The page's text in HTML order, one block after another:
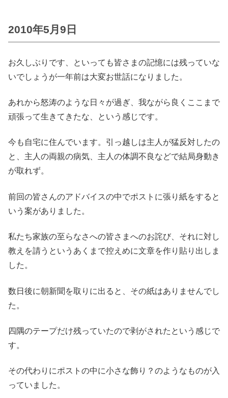
2010年5月9日
お久しぶりです、といっても皆さまの記憶には残っていな
いでしょうが一年前は大変お世話になりました。
あれから怒涛のような日々が過ぎ、我ながら良くここまで
頑張って生きてきたな、という感じです。
今も自宅に住んでいます。引っ越しは主人が猛反対したの
と、主人の両親の病気、主人の体調不良などで結局身動き
が取れず。
前回の皆さんのアドバイスの中でポストに張り紙をすると
いう案がありました。
私たち家族の至らなさへの皆さまへのお詫び、それに対し
教えを請うというあくまで控えめに文章を作り貼り出しま
した。
数日後に朝新聞を取りに出ると、その紙はありませんでし
た。
四隅のテープだけ残っていたので剥がされたという感じで
す。
その代わりにポストの中に小さな飾り？のようなものが入
っていました。